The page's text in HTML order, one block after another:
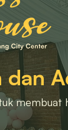
membuat